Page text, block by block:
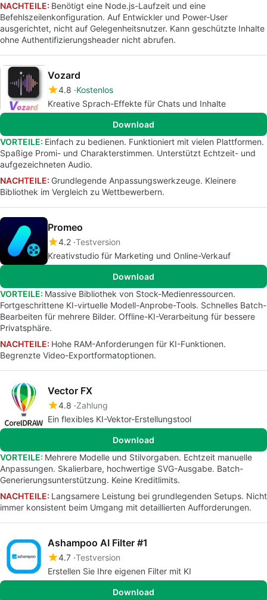
NACHTEILE: Benötigt eine Node.js-Laufzeit und eine
Befehlszeilenkonfiguration. Auf Entwickler und Power-User
ausgerichtet, nicht auf Gelegenheitsnutzer. Kann geschützte Inhalte
ohne Authentifizierungsheader nicht abrufen.
Vozard
4.8 Kostenlos
Kreative Sprach-Effekte für Chats und Inhalte
Download
VORTEILE: Einfach zu bedienen. Funktioniert mit vielen Plattformen.
Spaßige Promi- und Charakterstimmen. Unterstützt Echtzeit- und
aufgezeichneten Audio.
NACHTEILE: Grundlegende Anpassungswerkzeuge. Kleinere
Bibliothek im Vergleich zu Wettbewerbern.
Promeo
4.2 Testversion
Kreativstudio für Marketing und Online-Verkauf
Download
VORTEILE: Massive Bibliothek von Stock-Medienressourcen.
Fortgeschrittene KI-virtuelle Modell-Anprobe-Tools. Schnelles Batch-
Bearbeiten für mehrere Bilder. Offline-KI-Verarbeitung für bessere
Privatsphäre.
NACHTEILE: Hohe RAM-Anforderungen für KI-Funktionen.
Begrenzte Video-Exportformatoptionen.
Vector FX
4.8 Zahlung
Ein flexibles KI-Vektor-Erstellungstool
Download
VORTEILE: Mehrere Modelle und Stilvorgaben. Echtzeit manuelle
Anpassungen. Skalierbare, hochwertige SVG-Ausgabe. Batch-
Generierungsunterstützung. Keine Kreditlimits.
NACHTEILE: Langsamere Leistung bei grundlegenden Setups. Nicht
immer konsistent beim Umgang mit detaillierten Aufforderungen.
Ashampoo AI Filter #1
4.7 Testversion
Erstellen Sie Ihre eigenen Filter mit KI
Download